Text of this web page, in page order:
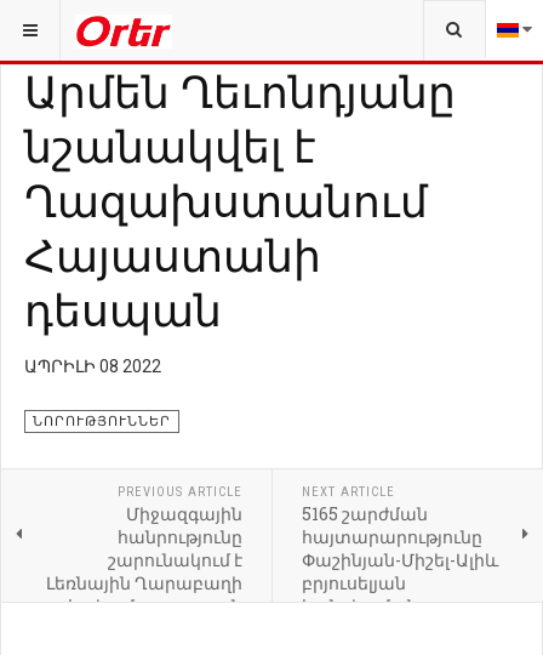
Արմեն Ղեւոնդյանը
նշանակվել է
Ղազախստանում
Հայաստանի
դեսպան
ԱՊՐԻԼԻ 08 2022
ՆՈՐՈՒԹՅՈՒՆՆԵՐ
PREVIOUS ARTICLE
Միջազգային
հանրությունը
շարունակում է
Լեռնային Ղարաբաղի
հակամարտության
NEXT ARTICLE
5165 շարժման
հայտարարությունը
Փաշինյան-Միշել-Ալիև
բրյուսելյան
հանդիպման